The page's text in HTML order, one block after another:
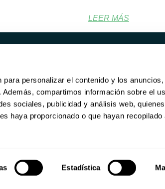
personalizar el contenido y los
compartimos información sobre el
sociales, publicidad y análisis web,
haya proporcionado o que hayan recopilado
Estadística
LEER MÁS
SERVICIOS
RECOMPRA
BORRADO DE DATOS
MANTENIMIENTO
GARANTÍA DE POR VIDA